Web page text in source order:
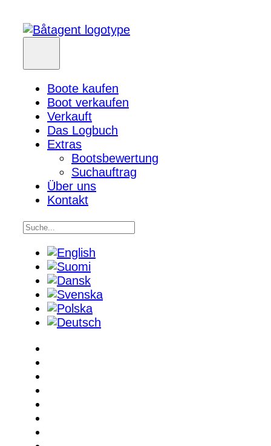
Boote kaufen
Boot verkaufen
Verkauft
Das Logbuch
Extras
Bootsbewertung
Suchauftrag
Über uns
Kontakt